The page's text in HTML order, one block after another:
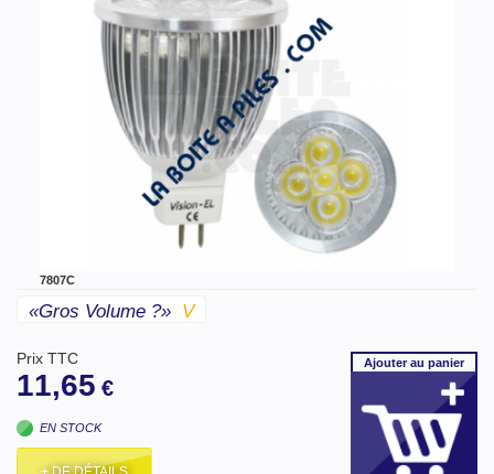
7807C
«gros Volume ?» V
Prix TTC
11,65 €
EN STOCK
Ajouterau panier